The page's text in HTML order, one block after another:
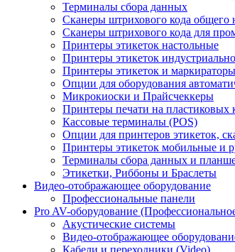
Терминалы сбора данных
Сканеры штрихового кода общего
Сканеры штрихового кода для
Принтеры этикеток настольные
Принтеры этикеток
Принтеры этикеток и
Опции для оборудования
Микрокиоски и Прайсчеккеры
Принтеры печати на пластиковых
Кассовые терминалы (POS)
Опции для принтеров этикеток,
Принтеры этикеток мобильные и
Терминалы сбора данных и
Этикетки, Риббоны и Браслеты
Видео-отображающее оборудование
Профессиональные панели
Pro AV-оборудование
Акустические системы
Видео-отображающее